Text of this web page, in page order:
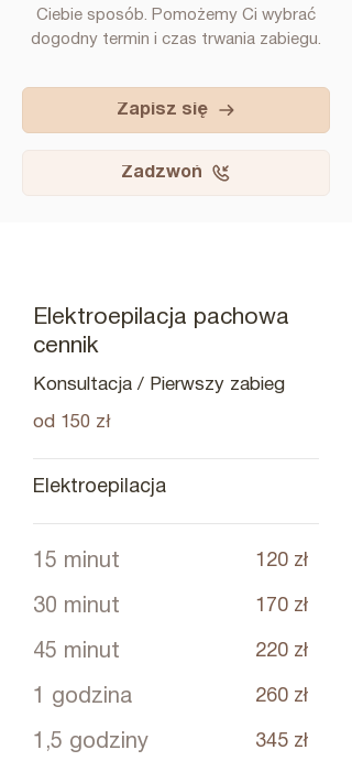
Ciebie sposób. Pomożemy Ci wybrać
dogodny termin i czas trwania zabiegu.
Zapisz się
Zadzwoń
Elektroepilacja pachowa
cennik
Konsultacja / Pierwszy zabieg
od 150 zł
Elektroepilacja
15 minut 120 zł
30 minut 170 zł
45 minut 220 zł
1 godzina 260 zł
1,5 godziny 345 zł